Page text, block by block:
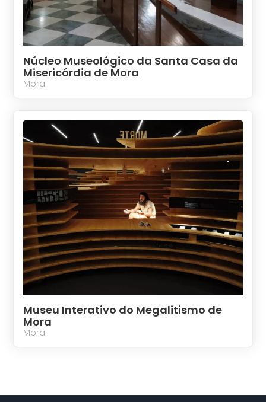
Núcleo Museológico da Santa Casa da
Misericórdia de Mora
Mora
Museu Interativo do Megalitismo de
Mora
Mora